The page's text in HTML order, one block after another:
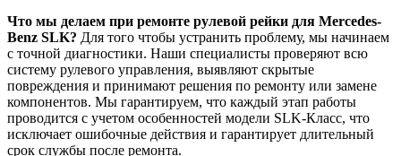
Что мы делаем при ремонте рулевой рейки для Mercedes-
Benz SLK? Для того чтобы устранить проблему, мы начинаем
с точной диагностики. Наши специалисты проверяют всю
систему рулевого управления, выявляют скрытые
повреждения и принимают решения по ремонту или замене
компонентов. Мы гарантируем, что каждый этап работы
проводится с учетом особенностей модели SLK-Класс, что
исключает ошибочные действия и гарантирует длительный
срок службы после ремонта.